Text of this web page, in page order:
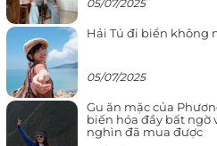
05/07/2025
Hải Tú đi biển không
05/07/2025
Gu ăn mặc của
biến hóa đầy bất ngờ
nghìn đã mua được